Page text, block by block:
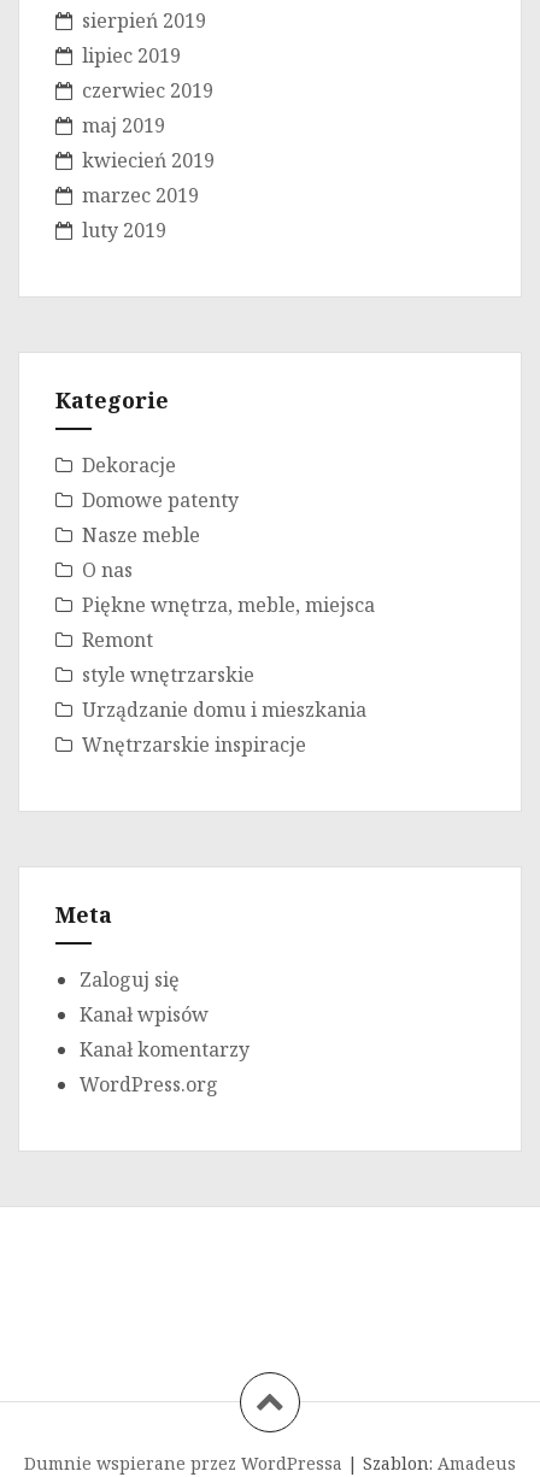
sierpień 2019
lipiec 2019
czerwiec 2019
maj 2019
kwiecień 2019
marzec 2019
luty 2019
Kategorie
Dekoracje
Domowe patenty
Nasze meble
O nas
Piękne wnętrza, meble, miejsca
Remont
style wnętrzarskie
Urządzanie domu i mieszkania
Wnętrzarskie inspiracje
Meta
Zaloguj się
Kanał wpisów
Kanał komentarzy
WordPress.org
Dumnie wspierane przez WordPressa | Szablon: Amadeus